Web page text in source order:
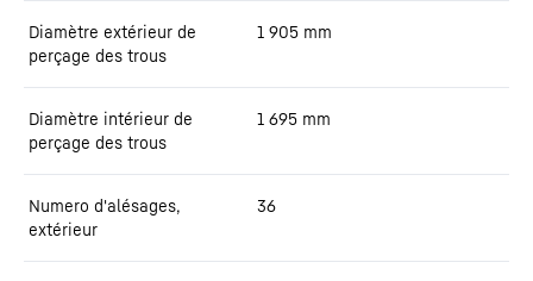
Diamètre extérieur de
perçage des trous
1 905 mm
Diamètre intérieur de
perçage des trous
1 695 mm
Numero d'alésages,
extérieur
36